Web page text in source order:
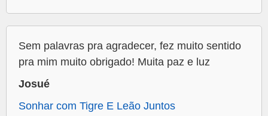
Sem palavras pra agradecer, fez muito sentido
pra mim muito obrigado! Muita paz e luz
Josué
Sonhar com Tigre E Leão Juntos